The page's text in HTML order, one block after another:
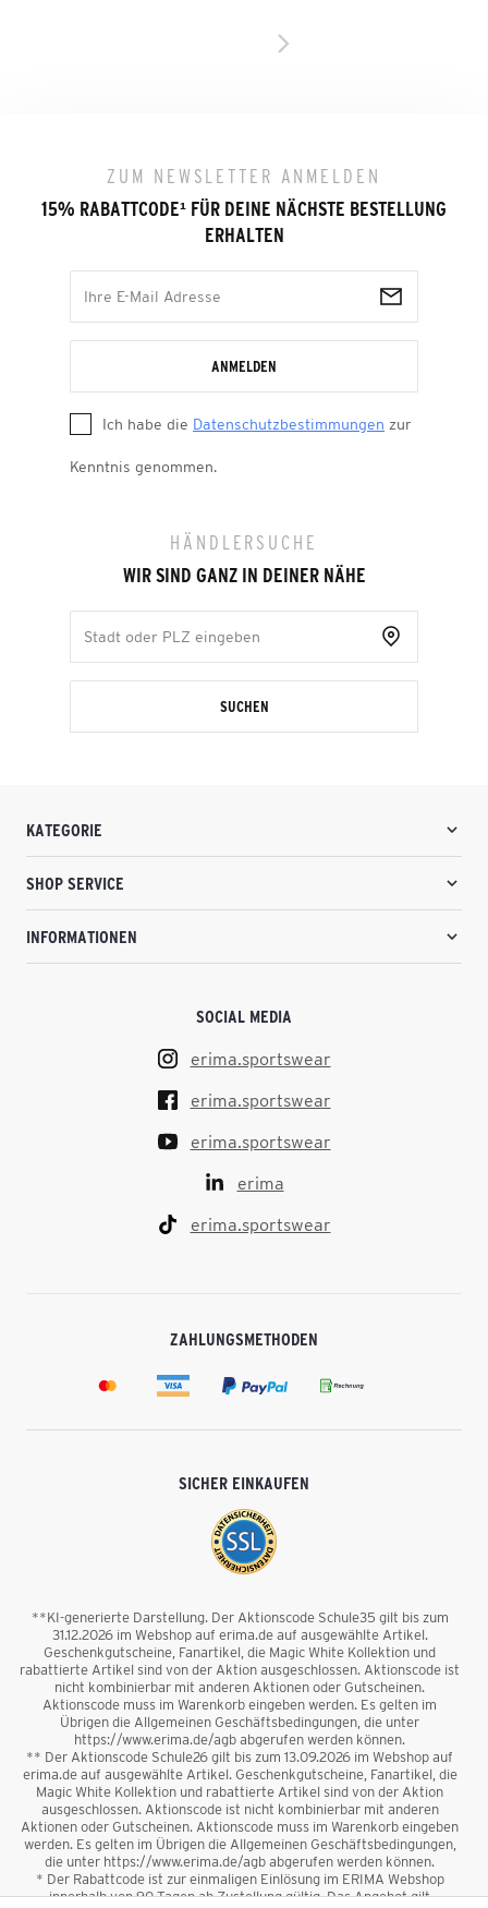
ZUM NEWSLETTER ANMELDEN
15% RABATTCODE¹ FÜR DEINE NÄCHSTE BESTELLUNG
ERHALTEN
ANMELDEN
Ich habe die Datenschutzbestimmungen zur
Kenntnis genommen.
HÄNDLERSUCHE
WIR SIND GANZ IN DEINER NÄHE
SUCHEN
KATEGORIE
SHOP SERVICE
INFORMATIONEN
SOCIAL MEDIA
erima.sportswear
erima.sportswear
erima.sportswear
erima
erima.sportswear
ZAHLUNGSMETHODEN
SICHER EINKAUFEN
**KI-generierte Darstellung. Der Aktionscode Schule35 gilt bis zum
31.12.2026 im Webshop auf erima.de auf ausgewählte Artikel.
Geschenkgutscheine, Fanartikel, die Magic White Kollektion und
rabattierte Artikel sind von der Aktion ausgeschlossen. Aktionscode ist
nicht kombinierbar mit anderen Aktionen oder Gutscheinen.
Aktionscode muss im Warenkorb eingeben werden. Es gelten im
Übrigen die Allgemeinen Geschäftsbedingungen, die unter
https://www.erima.de/agb abgerufen werden können.
** Der Aktionscode Schule26 gilt bis zum 13.09.2026 im Webshop auf
erima.de auf ausgewählte Artikel. Geschenkgutscheine, Fanartikel, die
Magic White Kollektion und rabattierte Artikel sind von der Aktion
ausgeschlossen. Aktionscode ist nicht kombinierbar mit anderen
Aktionen oder Gutscheinen. Aktionscode muss im Warenkorb eingeben
werden. Es gelten im Übrigen die Allgemeinen Geschäftsbedingungen,
die unter https://www.erima.de/agb abgerufen werden können.
* Der Rabattcode ist zur einmaligen Einlösung im ERIMA Webshop
innerhalb von 90 Tagen ab Zustellung gültig. Das Angebot gilt